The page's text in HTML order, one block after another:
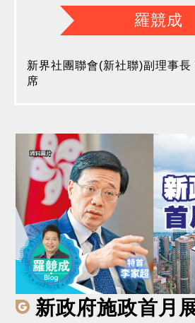
羅競成
新界社團聯會(新社聯)副理事長
席
新政府施政首月